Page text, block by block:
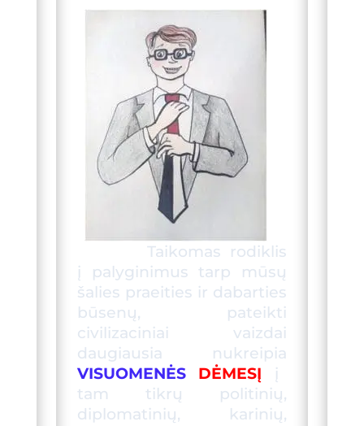
Taikomas rodiklis
į palyginimus tarp mūsų
šalies praeities ir dabarties
būsenų, pateikti
civilizaciniai vaizdai
daugiausia nukreipia
VISUOMENĖS DĖMESĮ į
tam tikrų politinių,
diplomatinių, karinių,